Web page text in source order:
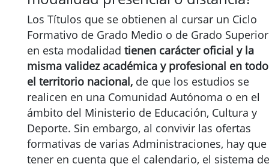
Los Títulos que se obtienen al cursar un Ciclo
Formativo de Grado Medio o de Grado Superior
en esta modalidad tienen carácter oficial y la
misma validez académica y profesional en todo
el territorio nacional, de que los estudios se
realicen en una Comunidad Autónoma o en el
ámbito del Ministerio de Educación, Cultura y
Deporte. Sin embargo, al convivir las ofertas
formativas de varias Administraciones, hay que
tener en cuenta que el calendario, el sistema de